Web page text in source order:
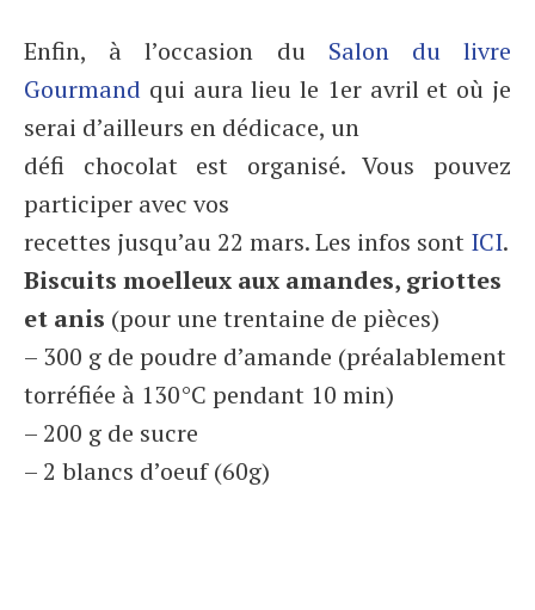
Enfin, à l’occasion du Salon du livre
Gourmand qui aura lieu le 1er avril et où je
serai d’ailleurs en dédicace, un
défi chocolat est organisé. Vous pouvez
participer avec vos
recettes jusqu’au 22 mars. Les infos sont ICI.
Biscuits moelleux aux amandes, griottes
et anis (pour une trentaine de pièces)
– 300 g de poudre d’amande (préalablement
torréfiée à 130°C pendant 10 min)
– 200 g de sucre
– 2 blancs d’oeuf (60g)